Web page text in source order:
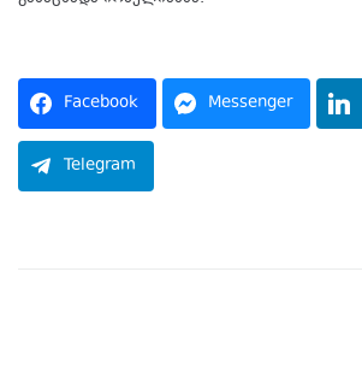
Facebook Messenger
Telegram